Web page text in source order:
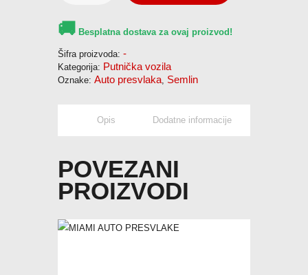
🚚 Besplatna dostava za ovaj proizvod!
Šifra proizvoda: -
Kategorija: Putnička vozila
Oznake: Auto presvlaka, Semlin
Opis Dodatne informacije
POVEZANI
PROIZVODI